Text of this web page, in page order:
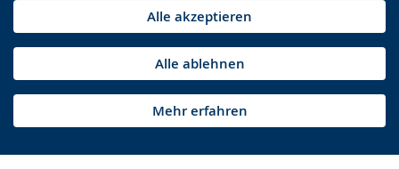
Alle akzeptieren
Alle ablehnen
Mehr erfahren